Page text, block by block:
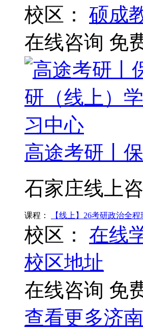
校区： 硕成
在线咨询 免
高途考研丨
石家庄线上
课程： 【线上】26考研政治全程
校区： 在线
校区地址
在线咨询 免
查看更多济南